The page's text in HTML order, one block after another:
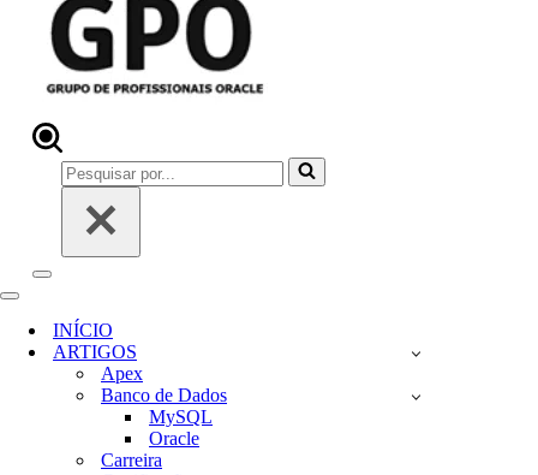
Pesquisar
por...
Menu
navegação
Menu
navegaçãoINÍCIO
ARTIGOS
Apex
Banco de Dados
MySQL
Oracle
Carreira